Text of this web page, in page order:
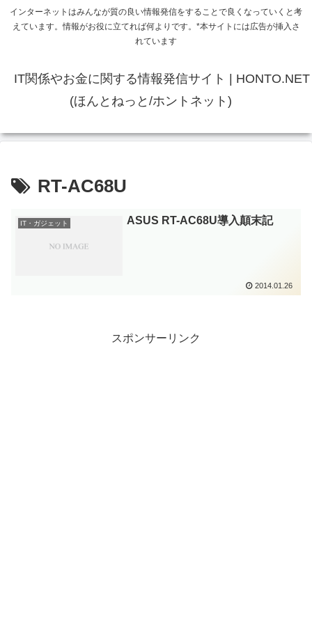
インターネットはみんなが質の良い情報発信をすることで良くなっていくと考
えています。情報がお役に立てれば何よりです。*本サイトには広告が挿入さ
れています
IT関係やお金に関する情報発信サイト | HONTO.NET
(ほんとねっと/ホントネット)
RT-AC68U
IT・ガジェット ASUS RT-AC68U導入顛末記
2014.01.26
スポンサーリンク